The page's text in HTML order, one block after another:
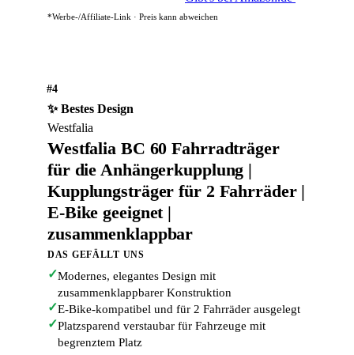
*Werbe-/Affiliate-Link · Preis kann abweichen
#4
✨ Bestes Design
Westfalia
Westfalia BC 60 Fahrradträger
für die Anhängerkupplung |
Kupplungsträger für 2 Fahrräder |
E-Bike geeignet |
zusammenklappbar
DAS GEFÄLLT UNS
✓Modernes, elegantes Design mit
zusammenklappbarer Konstruktion
✓E-Bike-kompatibel und für 2 Fahrräder ausgelegt
✓Platzsparend verstaubar für Fahrzeuge mit
begrenztem Platz